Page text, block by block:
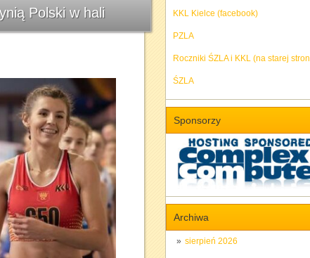
KKL Kielce (facebook)
PZLA
Roczniki ŚZLA i KKL (na starej
ŚZLA
Sponsorzy
Archiwa
sierpień 2026
Polski w hali